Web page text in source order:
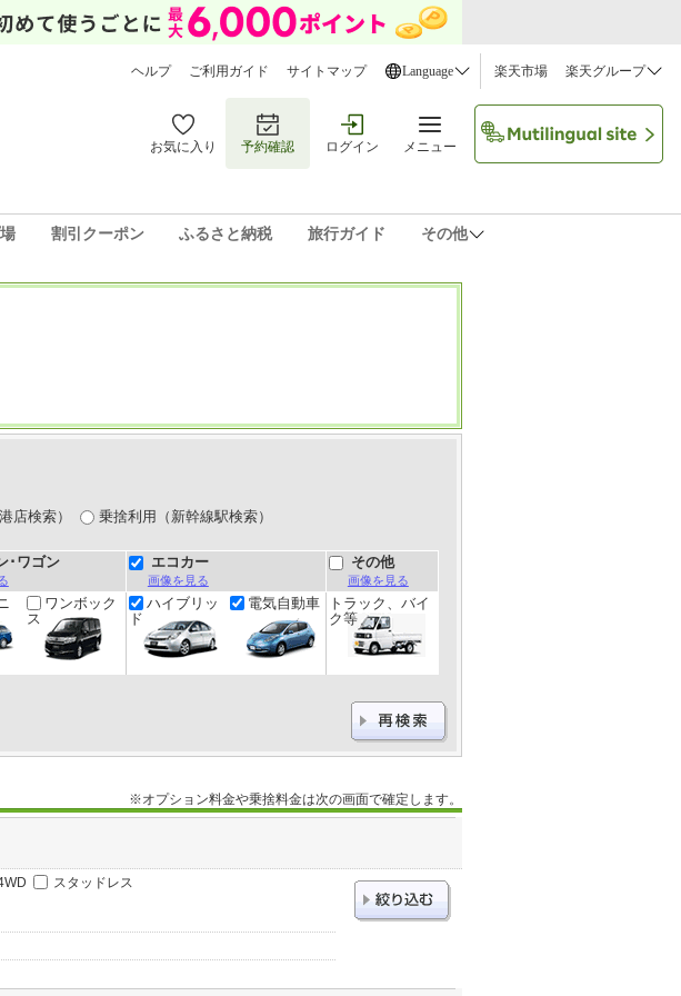
ヘルプ ご利用ガイド サイトマップ Language 楽天市場 楽天グループ
お気に入り 予約確認 ログイン メニュー
割引クーポン ふるさと納税 旅行ガイド その他
店検索） 乗捨利用（新幹線駅検索）
･ワゴン エコカー
画像を見る
その他
画像を見る
ワンボック
ス
ハイブリッ
ド
電気自動車
トラック、バイ
ク等
※オプション料金や乗捨料金は次の画面で確定します。
スタッドレス